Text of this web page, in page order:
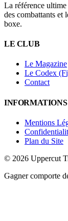
La référence
des combattants et
boxe.
LE CLUB
Le Magazine
Le Codex
Contact
INFORMATIONS
Mentions
Plan du Site
© 2026 Uppercut
Gagner comporte